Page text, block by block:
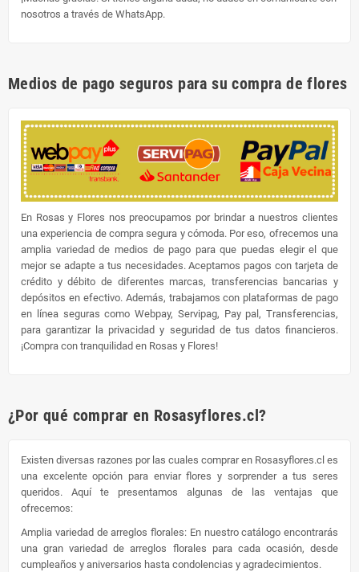
nosotros a través de WhatsApp.
Medios de pago seguros para su compra de flores
En Rosas y Flores nos preocupamos por brindar a nuestros clientes
una experiencia de compra segura y cómoda. Por eso, ofrecemos una
amplia variedad de medios de pago para que puedas elegir el que
mejor se adapte a tus necesidades. Aceptamos pagos con tarjeta de
crédito y débito de diferentes marcas, transferencias bancarias y
depósitos en efectivo. Además, trabajamos con plataformas de pago
en línea seguras como Webpay, Servipag, Pay pal, Transferencias,
para garantizar la privacidad y seguridad de tus datos financieros.
¡Compra con tranquilidad en Rosas y Flores!
¿Por qué comprar en Rosasyflores.cl?
Existen diversas razones por las cuales comprar en Rosasyflores.cl es
una excelente opción para enviar flores y sorprender a tus seres
queridos. Aquí te presentamos algunas de las ventajas que
ofrecemos:
Amplia variedad de arreglos florales: En nuestro catálogo encontrarás
una gran variedad de arreglos florales para cada ocasión, desde
cumpleaños y aniversarios hasta condolencias y agradecimientos.